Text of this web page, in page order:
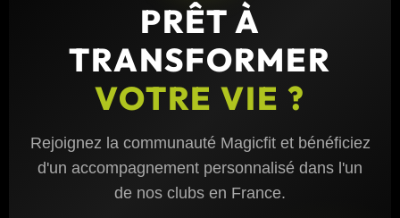
PRÊT À
TRANSFORMER
VOTRE VIE ?
Rejoignez la communauté Magicfit et bénéficiez
d'un accompagnement personnalisé dans l'un
de nos clubs en France.